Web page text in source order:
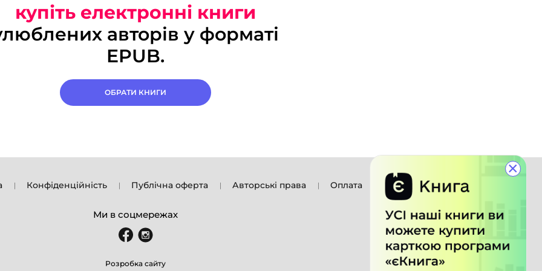
×
купіть електронні книги
авторів у форматі
EPUB.
ОБРАТИ КНИГИ
Конфіденційність Публічна оферта Авторські права Оплата
Ми в соцмережах
Розробка сайту